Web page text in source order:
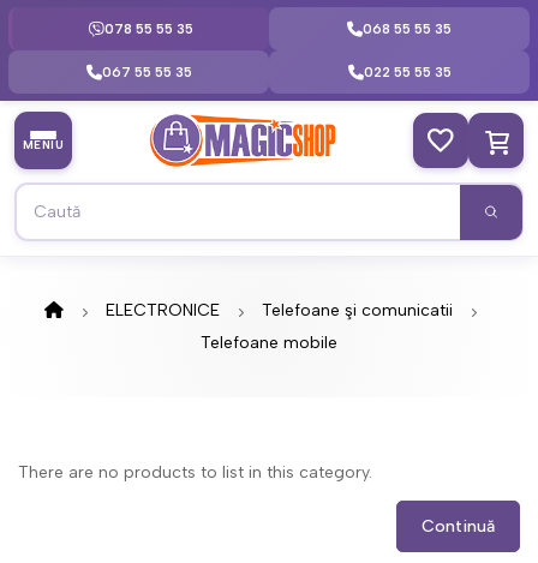
078 55 55 35 068 55 55 35
067 55 55 35 022 55 55 35
MENIU
ELECTRONICE
Telefoane şi comunicatii
Telefoane mobile
There are no products to list in this category.
Continuă